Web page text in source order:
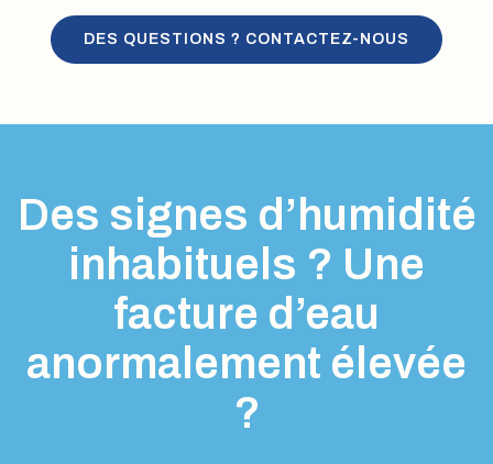
DES QUESTIONS ? CONTACTEZ-NOUS
Des signes d’humidité
inhabituels ? Une
facture d’eau
anormalement élevée
?